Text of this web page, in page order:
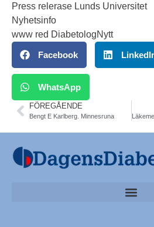
Press relerase Lunds Universitet
Nyhetsinfo
www red DiabetologNytt
Facebook
WhatsApp
FÖREGÅENDE
Bengt E Karlberg. Minnesruna